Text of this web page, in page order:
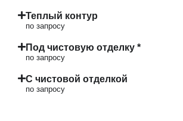
Теплый контур
по запросу
Под чистовую отделку *
по запросу
С чистовой отделкой
по запросу